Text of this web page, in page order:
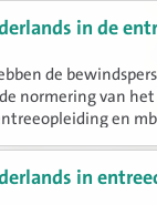
in de
de
normering van
en
wordt ingevoerd.
in